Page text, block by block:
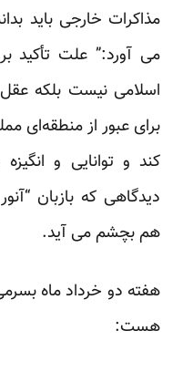
مذاکرات خارجی باید
می آورد:” علت تأکید
اسلامی نیست بلکه
برای عبور از منطقه‌ای
کند و توانایی و
دیدگاهی که بازبان
هم بچشم می آید.
هفته دو خرداد ماه
هست: